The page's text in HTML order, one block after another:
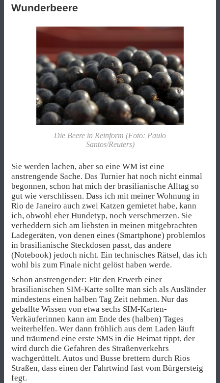
Wunderbeere
Die Beere in Reinform (Foto: Paulo
Santos/Reuters)
Sie werden lachen, aber so eine WM ist eine
anstrengende Sache. Das Turnier hat noch nicht einmal
begonnen, schon hat mich der brasilianische Alltag so
gut wie verschlissen. Dass ich mit meiner Wohnung in
Rio de Janeiro auch zwei Katzen gemietet habe, kann
ich, obwohl eher Hundetyp, noch verschmerzen. Sie
verheddern sich am liebsten in meinen mitgebrachten
Ladegeräten, von denen eines (Smartphone) problemlos
in brasilianische Steckdosen passt, das andere
(Notebook) jedoch nicht. Ein technisches Rätsel, das ich
wohl bis zum Finale nicht gelöst haben werde.
Schon anstrengender: Für den Erwerb einer
brasilianischen SIM-Karte sollte man sich als Ausländer
mindestens einen halben Tag Zeit nehmen. Nur das
geballte Wissen von etwa sechs SIM-Karten-
Verkäuferinnen kann am Ende des (halben) Tages
weiterhelfen. Wer dann fröhlich aus dem Laden läuft
und träumend eine erste SMS in die Heimat tippt, der
wird durch die Gefahren des Straßenverkehrs
wachgerüttelt. Autos und Busse brettern durch Rios
Straßen, dass einen der Fahrtwind fast vom Bürgersteig
fegt.